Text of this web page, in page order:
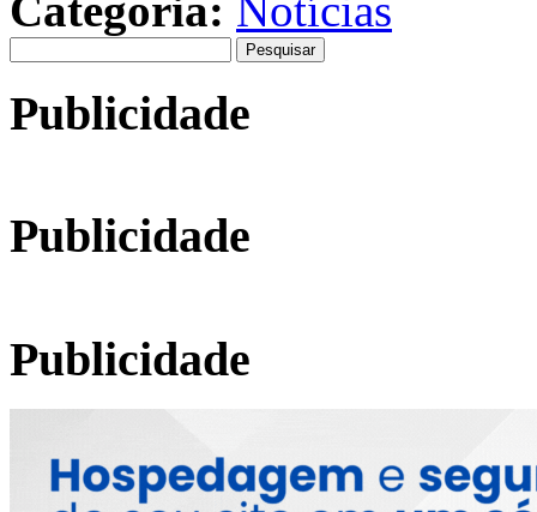
por:
Publicidade
Publicidade
Publicidade